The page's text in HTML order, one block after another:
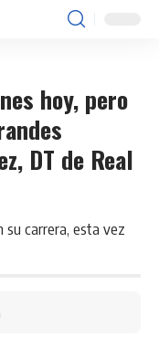
hoy, pero
DT de Real
su carrera, esta vez